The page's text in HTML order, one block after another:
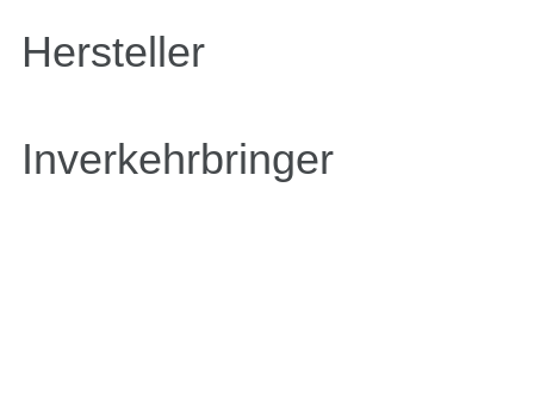
Hersteller
Inverkehrbringer